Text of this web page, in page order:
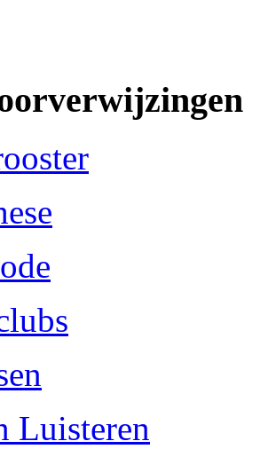
Luisteren